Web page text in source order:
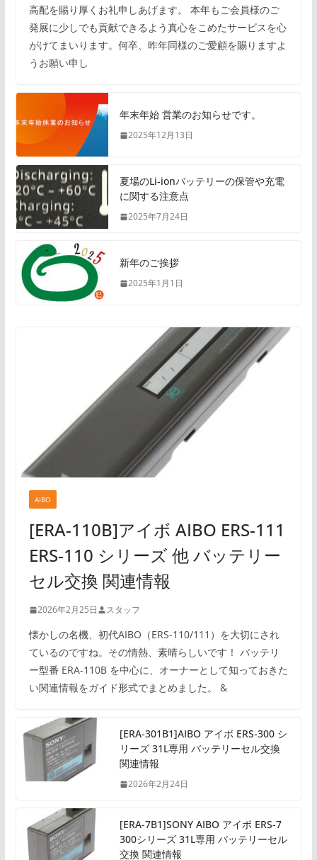
高配を賜り厚くお礼申しあげます。 本年もご会員様のご
発展に少しでも貢献できるよう真心をこめたサービスを心
がけてまいります。何卒、昨年同様のご愛顧を賜りますよ
うお願い申し
年末年始 営業のお知らせです。
2025年12月13日
夏場のLi-ionバッテリーの保管や充電
に関する注意点
2025年7月24日
新年のご挨拶
2025年1月1日
AIBO
[ERA-110B]アイボ AIBO ERS-111
ERS-110 シリーズ 他 バッテリー
セル交換 関連情報
2026年2月25日 スタッフ
懐かしの名機、初代AIBO（ERS-110/111）を大切にされ
ているのですね。その情熱、素晴らしいです！ バッテリ
ー型番 ERA-110B を中心に、オーナーとして知っておきた
い関連情報をガイド形式でまとめました。 &
[ERA-301B1]AIBO アイボ ERS-300 シ
リーズ 31L専用 バッテリーセル交換
関連情報
2026年2月24日
[ERA-7B1]SONY AIBO アイボ ERS-7
300シリーズ 31L専用 バッテリーセル
交換 関連情報